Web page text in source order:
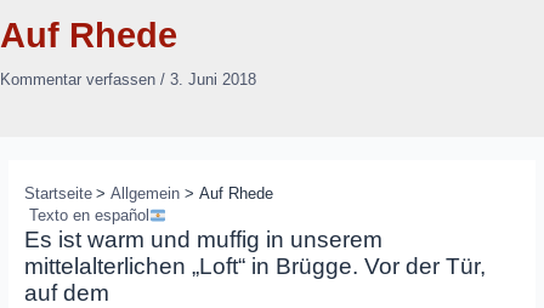
Auf Rhede
Kommentar verfassen / 3. Juni 2018
Startseite Allgemein
Auf Rhede
Texto en español
Es ist warm und muffig in unserem
mittelalterlichen „Loft“ in Brügge. Vor der Tür,
auf dem